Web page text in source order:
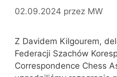
02.09.2024 przez MW
Z Davidem Kilgourem,
Federacji Szachów
Correspondence Chess